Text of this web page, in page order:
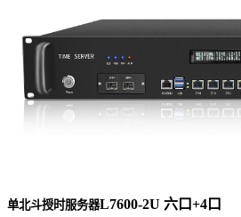
单北斗授时服务器L7600-2U 六口+4口